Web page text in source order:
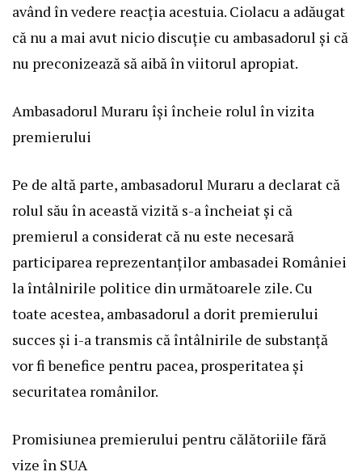
având în vedere reacția acestuia. Ciolacu a adăugat
că nu a mai avut nicio discuție cu ambasadorul și că
nu preconizează să aibă în viitorul apropiat.
Ambasadorul Muraru își încheie rolul în vizita
premierului
Pe de altă parte, ambasadorul Muraru a declarat că
rolul său în această vizită s-a încheiat și că
premierul a considerat că nu este necesară
participarea reprezentanților ambasadei României
la întâlnirile politice din următoarele zile. Cu
toate acestea, ambasadorul a dorit premierului
succes și i-a transmis că întâlnirile de substanță
vor fi benefice pentru pacea, prosperitatea și
securitatea românilor.
Promisiunea premierului pentru călătoriile fără
vize în SUA